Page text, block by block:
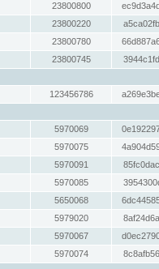
23800800
23800220
23800780
23800745
123456786
5970069
5970075
5970091
5970085
5650068
5979020
5970067
5970074